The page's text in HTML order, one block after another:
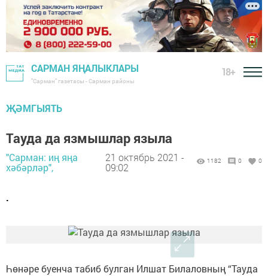
САРМАН ЯҢАЛЫКЛАРЫ
"Сарман" газетасы - Сарман районы
18+
ҖӘМГЫЯТЬ
Тауда да язмышлар языла
"Сарман: иң яңа
хәбәрләр",
21 октябрь 2021 -
09:02
1182 0 0
.
Һөнәре буенча табиб булган Илшат Билаловның “Тауда